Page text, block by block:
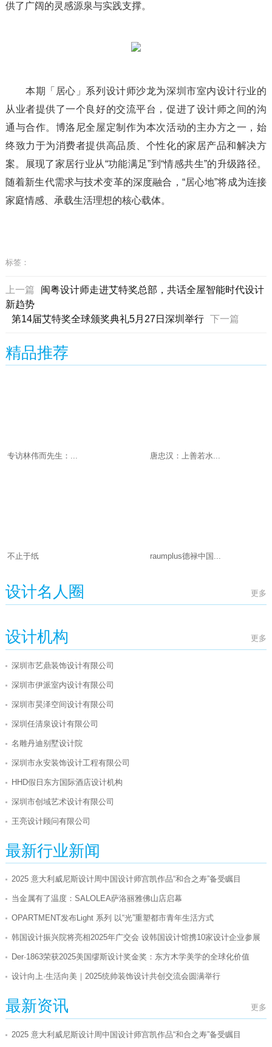
供了广阔的灵感源泉与实践支撑。
本期「居心」系列设计师沙龙为深圳市室内设计行业的
从业者提供了一个良好的交流平台，促进了设计师之间的沟
通与合作。博洛尼全屋定制作为本次活动的主办方之一，始
终致力于为消费者提供高品质、个性化的家居产品和解决方
案。展现了家居行业从“功能满足”到“情感共生”的升级路径。
随着新生代需求与技术变革的深度融合，“居心地”将成为连接
家庭情感、承载生活理想的核心载体。
标签：
上一篇
闽粤设计师走进艾特奖总部，共话全屋智能时代设计
新趋势
第14届艾特奖全球颁奖典礼5月27日深圳举行 下一篇
精品推荐
专访林伟而先生：... 唐忠汉：上善若水...
不止于纸 raumplus德禄中国...
设计名人圈 更多
设计机构 更多
深圳市艺鼎装饰设计有限公司
深圳市伊派室内设计有限公司
深圳市昊泽空间设计有限公司
深圳任清泉设计有限公司
名雕丹迪别墅设计院
深圳市永安装饰设计工程有限公司
HHD假日东方国际酒店设计机构
深圳市创域艺术设计有限公司
王亮设计顾问有限公司
深圳市布鲁盟室内设计有限公司
深圳市和邦设计工程有限公司
朗昇设计
深圳市肯本特艺术装饰工程有限公司
深圳市盘石室内设计有限公司
深圳市墨客环境艺术设计有限公司
杭州设谷空间设计有限公司
（黄治奇）深圳市零柒伍伍创意集团有限公司
深圳市品源装饰工程有限公司
蓝调装饰设计工程（深圳）有限公司
最新行业新闻
2025 意大利威尼斯设计周中国设计师宫凯作品“和合之寿”备受瞩目
当金属有了温度：SALOLEA萨洛丽雅佛山店启幕
OPARTMENT发布Light 系列 以“光”重塑都市青年生活方式
韩国设计振兴院将亮相2025年广交会 设韩国设计馆携10家设计企业参展
Der·1863荣获2025美国缪斯设计奖金奖：东方木学美学的全球化价值
设计向上·生活向美｜2025统帅装饰设计共创交流会圆满举行
最新资讯 更多
2025 意大利威尼斯设计周中国设计师宫凯作品“和合之寿”备受瞩目